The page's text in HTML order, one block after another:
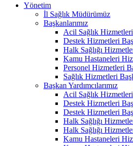
Yönetim
İl Sağlık Müdürümüz
Başkanlarımız
Acil Sağlık Hizmetleri
Destek Hizmetleri
Halk Sağlığı
Kamu Hastaneleri
Personel Hizmetleri
Sağlık Hizmetleri
Başkan Yardımcılarımız
Acil Sağlık Hizmetleri
Destek Hizmetleri
Destek Hizmetleri
Halk Sağlığı
Halk Sağlığı
Kamu Hastaneleri